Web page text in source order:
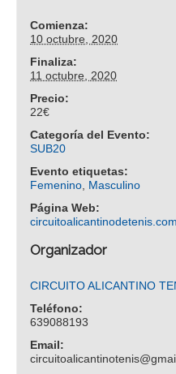
Comienza:
10 octubre, 2020
Finaliza:
11 octubre, 2020
Precio:
22€
Categoría del Evento:
SUB20
Evento etiquetas:
Femenino, Masculino
Página Web:
circuitoalicantinodetenis.com
Organizador
CIRCUITO ALICANTINO
Teléfono:
639088193
Email: